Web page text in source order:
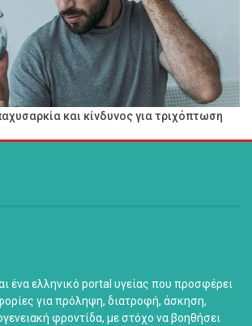
και κίνδυνος για τριχόπτωση
ένα ελληνικό portal υγείας που προσφέρει
για πρόληψη, διατροφή, άσκηση,
φροντίδα, με στόχο να βοηθήσει